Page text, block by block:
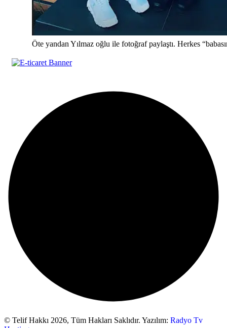
Öte yandan Yılmaz oğlu ile fotoğraf paylaştı. Herkes
© Telif Hakkı 2026, Tüm Hakları Saklıdır. Yazılım: Radyo Tv